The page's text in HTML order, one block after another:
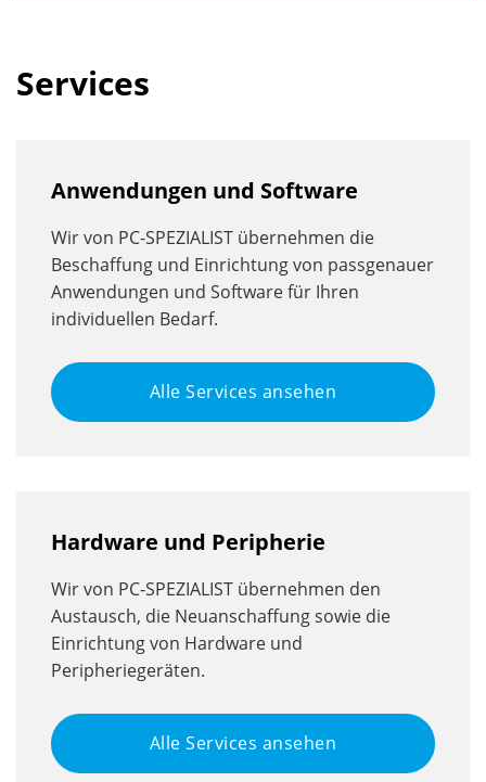
Services
Anwendungen und Software
Wir von PC-SPEZIALIST übernehmen die
Beschaffung und Einrichtung von passgenauer
Anwendungen und Software für Ihren
individuellen Bedarf.
Alle Services ansehen
Hardware und Peripherie
Wir von PC-SPEZIALIST übernehmen den
Austausch, die Neuanschaffung sowie die
Einrichtung von Hardware und
Peripheriegeräten.
Alle Services ansehen